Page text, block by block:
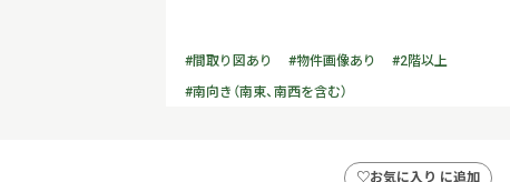
#間取り図あり #物件画像あり
#2階以上
#南向き（南東、南西を含む）
♡お気に入り に追加